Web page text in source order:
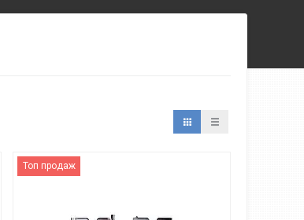
Топ продаж